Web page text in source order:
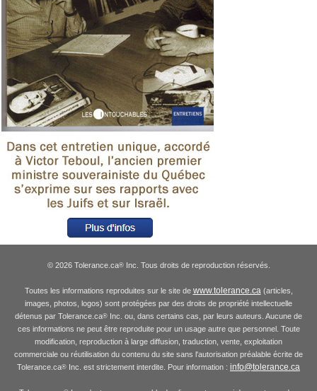
© 2026 Tolerance.ca®Inc. Tous droits de reproduction réservés.
Toutes les informations reproduites sur le site de www.tolerance.ca(articles,
images, photos, logos) sont protégées par des droits de propriété intellectuelle
détenus par Tolerance.ca® Inc. ou, dans certains cas, par leurs auteurs. Aucune de
ces informations ne peut être reproduite pour un usage autre que personnel. Toute
modification, reproduction à large diffusion, traduction, vente, exploitation
commerciale ou réutilisation du contenu du site sans l'autorisation préalable écrite de
Tolerance.ca® Inc. est strictement interdite. Pour information : info@tolerance.ca